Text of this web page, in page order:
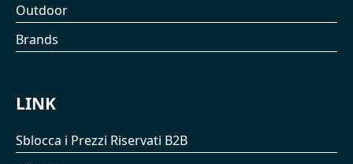
Outdoor
Brands
LINK
Sblocca i Prezzi Riservati B2B